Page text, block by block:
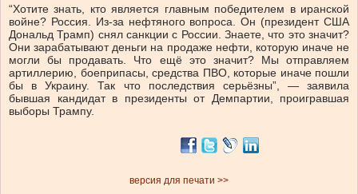
“Хотите знать, кто является главным победителем в иранской
войне? Россия. Из-за нефтяного вопроса. Он (президент США
Дональд Трамп) снял санкции с России. Знаете, что это значит?
Они зарабатывают деньги на продаже нефти, которую иначе не
могли бы продавать. Что ещё это значит? Мы отправляем
артиллерию, боеприпасы, средства ПВО, которые иначе пошли
бы в Украину. Так что последствия серьёзны”, — заявила
бывшая кандидат в президенты от Демпартии, проигравшая
выборы Трампу.
версия для печати >>